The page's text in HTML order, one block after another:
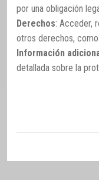
por una obligación
Derechos: Acceder,
otros derechos,
Información
detallada sobre la